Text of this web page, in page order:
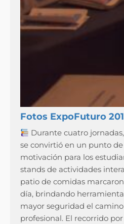
Fotos ExpoFuturo
Durante cuatro
se convirtió en un punto
motivación para los
stands de actividades
patio de comidas
día, brindando
mayor seguridad el
profesional. El recorrido